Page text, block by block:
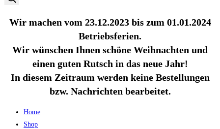
Wir machen vom 23.12.2023 bis zum 01.01.2024
Betriebsferien.
Wir wünschen Ihnen schöne Weihnachten und
einen guten Rutsch in das neue Jahr!
In diesem Zeitraum werden keine Bestellungen
bzw. Nachrichten bearbeitet.
Home
Shop